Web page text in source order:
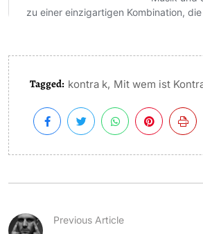
Tagged: kontra k, Mit wem ist
Previous Article